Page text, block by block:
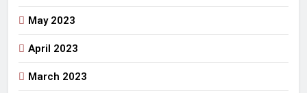
May 2023
April 2023
March 2023